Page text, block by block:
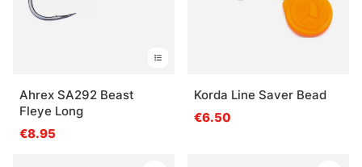
Ahrex SA292 Beast
Fleye Long
€8.95
Korda Line Saver Bead
€6.50